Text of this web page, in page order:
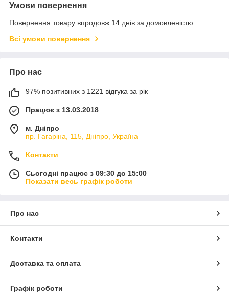
Умови повернення
Повернення товару впродовж 14 днів за домовленістю
Всі умови повернення
Про нас
97% позитивних з 1221 відгука за рік
Працює з 13.03.2018
м. Дніпро
пр. Гагаріна, 115, Дніпро, Україна
Контакти
Сьогодні працює з 09:30 до 15:00
Показати весь графік роботи
Про нас
Контакти
Доставка та оплата
Графік роботи